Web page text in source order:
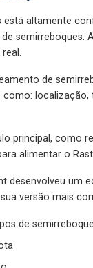
está altamente
semirreboques:
de
localização,
principal, como
alimentar o
desenvolveu um
versão mais
de